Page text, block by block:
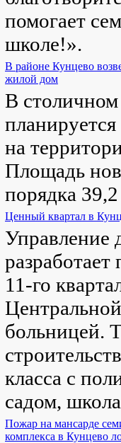
помогает
школе!».
В районе Кунцево
жилой дом
В
на
Площадь
порядка
Ценный квартал в
Управление
11-го
больницей.
класса с
садом,
Пожар на мансарде
комплекса в Кунцево